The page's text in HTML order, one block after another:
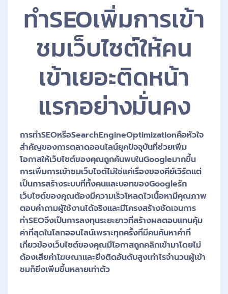
ทำSEOเพิ่มการเข้า
ชมเว็บไซต์ให้คน
เข้าเยอะติดหน้า
แรกอย่างมั่นคง
การทำSEOหรือSearchEngineOptimizationคือหัวใจ
สำคัญของการตลาดออนไลน์ยุคปัจจุบันที่ช่วยเพิ่ม
โอกาสให้เว็บไซต์ของคุณถูกค้นพบในGoogleมากขึ้น
การเพิ่มการเข้าชมเว็บไซต์ไม่ใช่แค่เรื่องของคีย์เวิร์ดแต่
เป็นการสร้างระบบที่ทั้งคนและบอทของGoogleรัก
เว็บไซต์ของคุณต้องมีความเร็วโหลดไวเนื้อหามีคุณภาพ
ตอบคำถามผู้ใช้งานได้จริงและมีโครงสร้างชัดเจนการ
ทำSEOจึงเป็นการลงทุนระยะยาวที่สร้างผลตอบแทนคุ้ม
ค่าที่สุดในโลกออนไลน์เพราะทุกครั้งที่มีคนค้นหาคำที่
เกี่ยวข้องเว็บไซต์ของคุณมีโอกาสถูกคลิกเข้ามาโดยไม่
ต้องเสียค่าโฆษณาและยิ่งติดอันดับสูงเท่าไรจำนวนผู้เข้า
ชมก็ยิ่งเพิ่มขึ้นหลายเท่าตัว